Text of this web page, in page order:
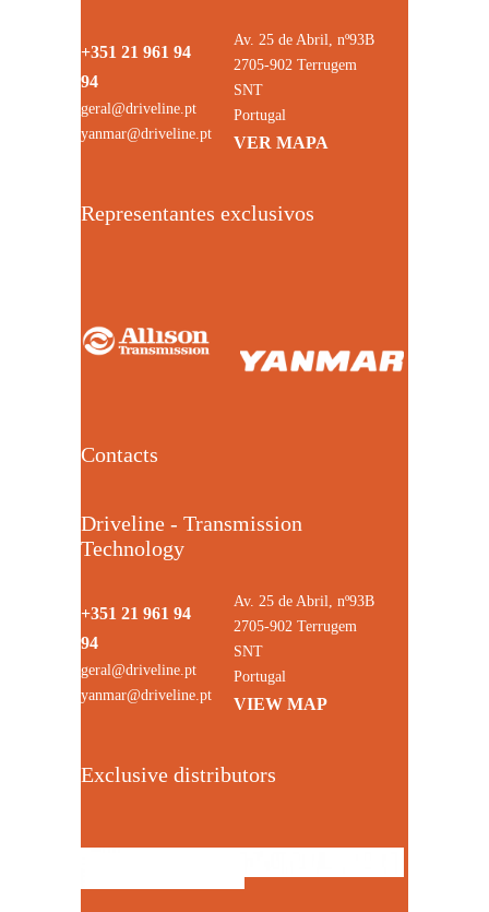
+351 21 961 94
94
geral@driveline.pt
yanmar@driveline.pt
Av. 25 de Abril, nº93B
2705-902 Terrugem
SNT
Portugal
VER MAPA
Representantes exclusivos
Contacts
Driveline - Transmission
Technology
+351 21 961 94
94
geral@driveline.pt
yanmar@driveline.pt
Av. 25 de Abril, nº93B
2705-902 Terrugem
SNT
Portugal
VIEW MAP
Exclusive distributors